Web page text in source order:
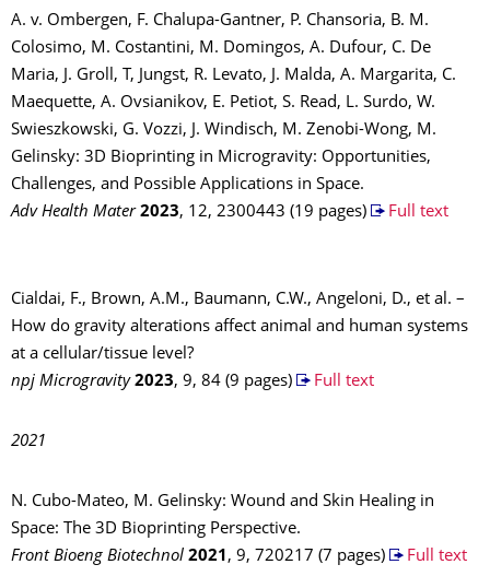
A. v. Ombergen, F. Chalupa-Gantner, P. Chansoria, B. M.
Colosimo, M. Costantini, M. Domingos, A. Dufour, C. De
Maria, J. Groll, T, Jungst, R. Levato, J. Malda, A. Margarita, C.
Maequette, A. Ovsianikov, E. Petiot, S. Read, L. Surdo, W.
Swieszkowski, G. Vozzi, J. Windisch, M. Zenobi-Wong, M.
Gelinsky: 3D Bioprinting in Microgravity: Opportunities,
Challenges, and Possible Applications in Space.
Adv Health Mater 2023, 12, 2300443 (19 pages) Full text
Cialdai, F., Brown, A.M., Baumann, C.W., Angeloni, D., et al. –
How do gravity alterations affect animal and human systems
at a cellular/tissue level?
npj Microgravity 2023, 9, 84 (9 pages) Full text
2021
N. Cubo-Mateo, M. Gelinsky: Wound and Skin Healing in
Space: The 3D Bioprinting Perspective.
Front Bioeng Biotechnol 2021, 9, 720217 (7 pages) Full text